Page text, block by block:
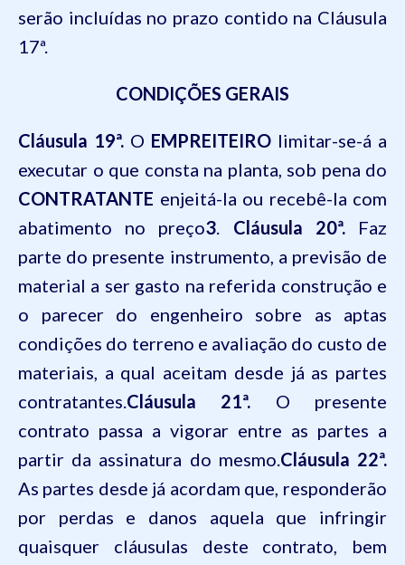
serão incluídas no prazo contido na Cláusula
17ª.
CONDIÇÕES GERAIS
Cláusula 19ª. O EMPREITEIRO limitar-se-á a
executar o que consta na planta, sob pena do
CONTRATANTE enjeitá-la ou recebê-la com
abatimento no preço3. Cláusula 20ª.Faz
parte do presente instrumento, a previsão de
material a ser gasto na referida construção e
o parecer do engenheiro sobre as aptas
condições do terreno e avaliação do custo de
materiais, a qual aceitam desde já as partes
contratantes.Cláusula 21ª. O presente
contrato passa a vigorar entre as partes a
partir da assinatura do mesmo.Cláusula 22ª.
As partes desde já acordam que, responderão
por perdas e danos aquela que infringir
quaisquer cláusulas deste contrato, bem